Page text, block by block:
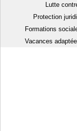
Lutte
Protection
Formations
Vacances